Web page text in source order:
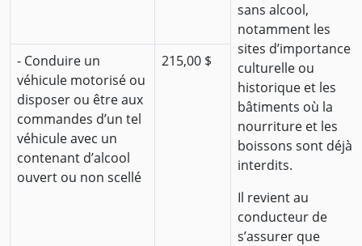
sans alcool,
notamment les
sites d’importance
culturelle ou
historique et les
bâtiments où la
nourriture et les
boissons sont déjà
interdits.
Il revient au
conducteur de
s’assurer que
- Conduire un
véhicule motorisé ou
disposer ou être aux
commandes d’un tel
véhicule avec un
contenant d’alcool
ouvert ou non scellé
215,00 $